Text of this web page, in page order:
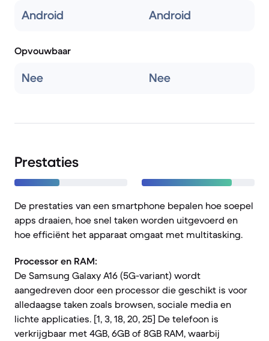
Android Android
Opvouwbaar
Nee Nee
Prestaties
De prestaties van een smartphone bepalen hoe soepel
apps draaien, hoe snel taken worden uitgevoerd en
hoe efficiënt het apparaat omgaat met multitasking.
Processor en RAM:
De Samsung Galaxy A16 (5G-variant) wordt
aangedreven door een processor die geschikt is voor
alledaagse taken zoals browsen, sociale media en
lichte applicaties. [1, 3, 18, 20, 25] De telefoon is
verkrijgbaar met 4GB, 6GB of 8GB RAM, waarbij